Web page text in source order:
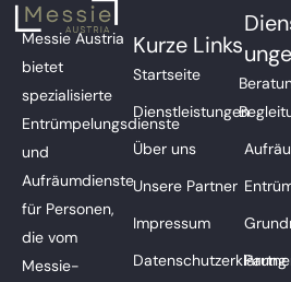
Messie Austria
bietet
spezialisierte
Entrümpelungsdienste
und
Aufräumdienste
für Personen,
die vom
Messie-
Kurze Links
Startseite
Dienstleistungen
Über uns
Unsere Partner
Impressum
Datenschutzerklärung